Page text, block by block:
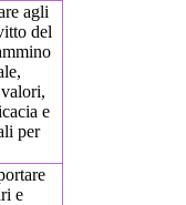
agli
del
e
per
e